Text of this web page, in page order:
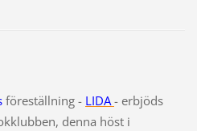
föreställning - LIDA- erbjöds
denna höst i